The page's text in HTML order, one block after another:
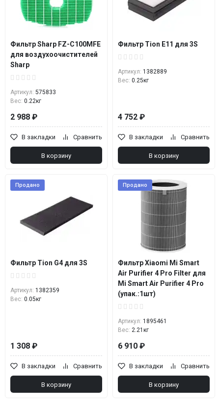
Фильтр Sharp FZ-C100MFE
для воздухоочистителей
Sharp
Артикул: 575833
Вес: 0.22кг
2 988 ₽
В закладки Сравнить
В корзину
Фильтр Tion E11 для 3S
Артикул: 1382889
Вес: 0.25кг
4 752 ₽
В закладки Сравнить
В корзину
Продано
Фильтр Tion G4 для 3S
Артикул: 1382359
Вес: 0.05кг
1 308 ₽
В закладки Сравнить
В корзину
Продано
Фильтр Xiaomi Mi Smart
Air Purifier 4 Pro Filter для
Mi Smart Air Purifier 4 Pro
(упак.:1шт)
Артикул: 1895461
Вес: 2.21кг
6 910 ₽
В закладки Сравнить
В корзину